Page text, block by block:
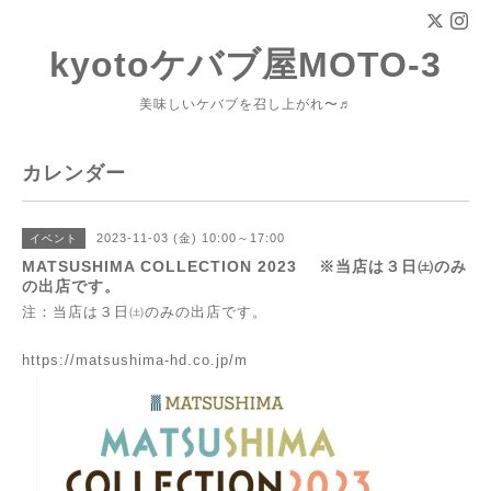
kyotoケバブ屋MOTO-3
美味しいケバブを召し上がれ〜♬
カレンダー
イベント 2023-11-03 (金) 10:00～17:00
MATSUSHIMA COLLECTION 2023 ※当店は３日㈯のみ
の出店です。
注：当店は３日㈯のみの出店です。
https://matsushima-hd.co.jp/m